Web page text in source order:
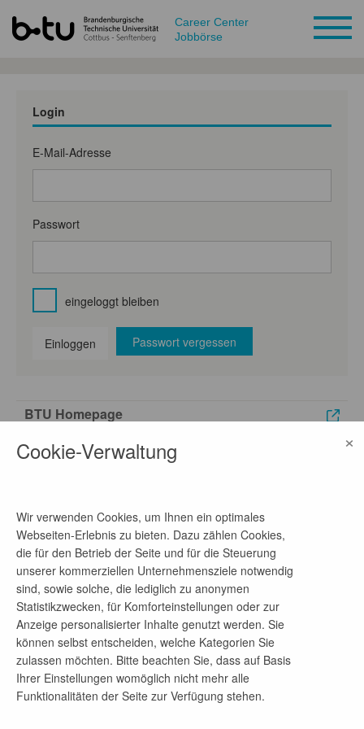
Career Center
Jobbörse
Login
E-Mail-Adresse
Passwort
eingeloggt bleiben
Einloggen Passwort vergessen
BTU Homepage
Career Center
Geraldin Wolf
Stabsstelle Career Center & Duales Studium
Ejobboerse@b-tu.de
T +49 (0) 355 69 - 4401
Cookie-Verwaltung ×
Wir verwenden Cookies, um Ihnen ein optimales
Webseiten-Erlebnis zu bieten. Dazu zählen Cookies,
die für den Betrieb der Seite und für die Steuerung
unserer kommerziellen Unternehmensziele notwendig
sind, sowie solche, die lediglich zu anonymen
Statistikzwecken, für Komforteinstellungen oder zur
Anzeige personalisierter Inhalte genutzt werden. Sie
können selbst entscheiden, welche Kategorien Sie
zulassen möchten. Bitte beachten Sie, dass auf Basis
Ihrer Einstellungen womöglich nicht mehr alle
Funktionalitäten der Seite zur Verfügung stehen.